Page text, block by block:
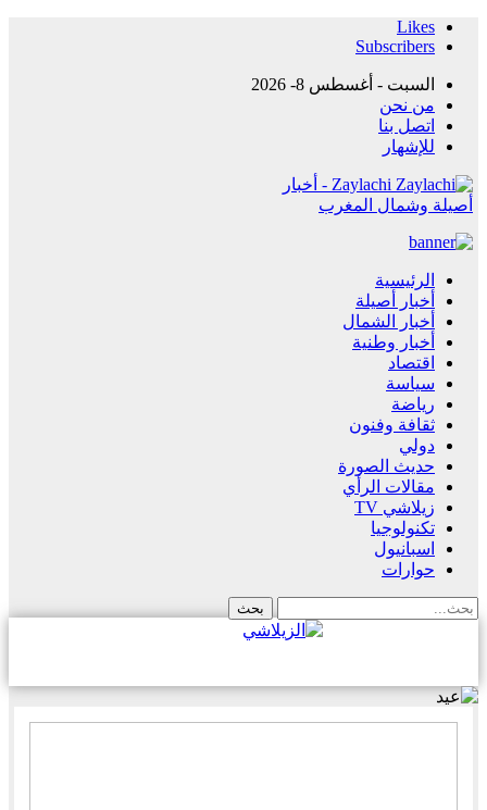
Likes
Subscribers
السبت - أغسطس 8- 2026
من نحن
اتصل بنا
للإشهار
Zaylachi - أخبار
أصيلة وشمال المغرب
الرئيسية
أخبار أصيلة
أخبار الشمال
أخبار وطنية
اقتصاد
سياسة
رياضة
ثقافة وفنون
دولي
حديث الصورة
مقالات الرأي
زيلاشي TV
تكنولوجيا
اسبانيول
حوارات